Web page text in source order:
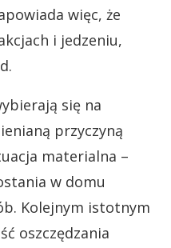
więc, że
i jedzeniu,
się na
przyczyną
materialna –
w domu
Kolejnym istotnym
oszczędzania